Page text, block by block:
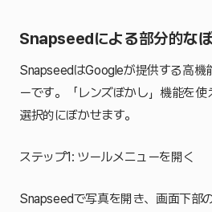
Snapseedによる部分的な
SnapseedはGoogleが提供する高機
ーです。「レンズぼかし」機能を
選択的にぼかせます。
ステップ1: ツールメニューを開く
Snapseedで写真を開き、画面下部